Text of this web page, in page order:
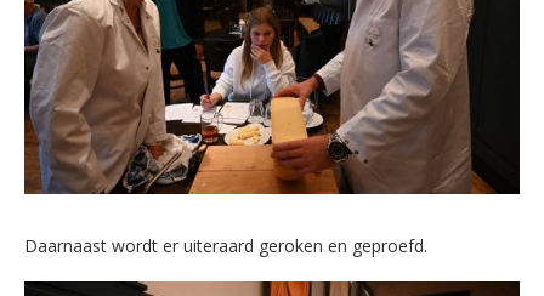
Daarnaast wordt er uiteraard geroken en geproefd.